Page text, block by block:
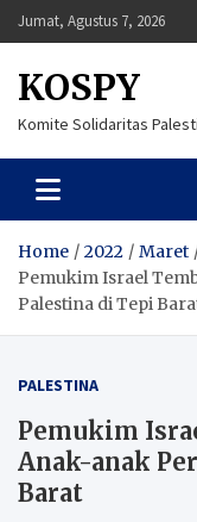
Skip
to
Jumat, Agustus 7, 2026
KOSPY
Komite Solidaritas
Home 2022 Maret
Pemukim Israel
Palestina di Tepi
PALESTINA
Pemukim
Anak-anak
Barat